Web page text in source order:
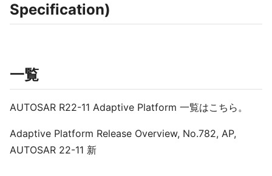
Specification)
一覧
AUTOSAR R22-11 Adaptive Platform 一覧はこちら。
Adaptive Platform Release Overview, No.782, AP,
AUTOSAR 22-11 新